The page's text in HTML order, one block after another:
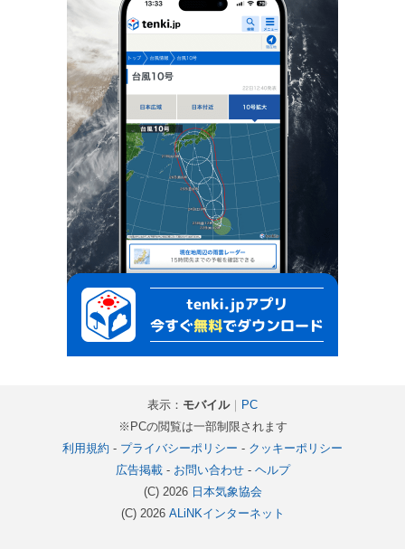
表示： モバイル｜ PC
※PCの閲覧は一部制限されます
利用規約 - プライバシーポリシー - クッキーポリシー
広告掲載- お問い合わせ- ヘルプ
(C) 2026 日本気象協会
(C) 2026 ALiNKインターネット